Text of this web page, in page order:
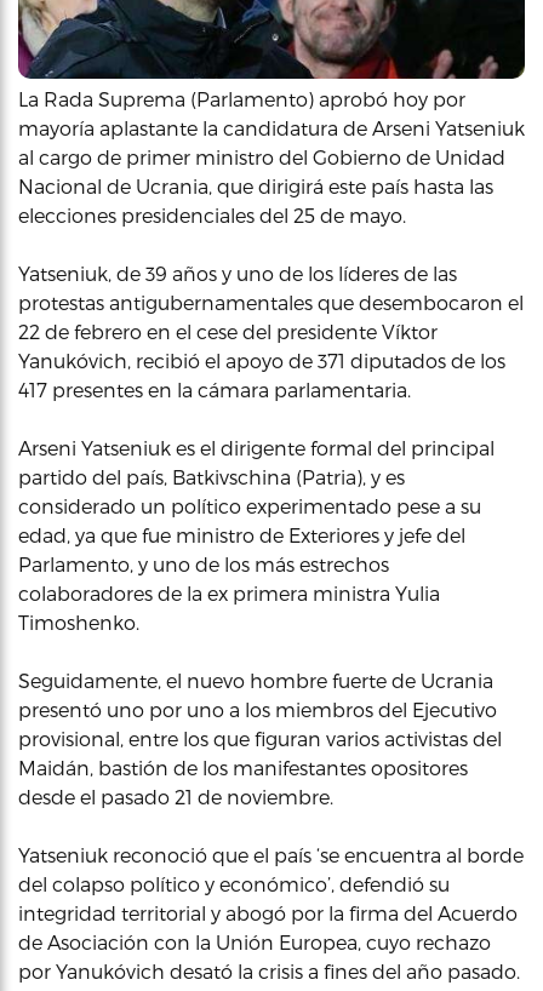
La Rada Suprema (Parlamento) aprobó hoy por
mayoría aplastante la candidatura de Arseni Yatseniuk
al cargo de primer ministro del Gobierno de Unidad
Nacional de Ucrania, que dirigirá este país hasta las
elecciones presidenciales del 25 de mayo.
Yatseniuk, de 39 años y uno de los líderes de las
protestas antigubernamentales que desembocaron el
22 de febrero en el cese del presidente Víktor
Yanukóvich, recibió el apoyo de 371 diputados de los
417 presentes en la cámara parlamentaria.
Arseni Yatseniuk es el dirigente formal del principal
partido del país, Batkivschina (Patria), y es
considerado un político experimentado pese a su
edad, ya que fue ministro de Exteriores y jefe del
Parlamento, y uno de los más estrechos
colaboradores de la ex primera ministra Yulia
Timoshenko.
Seguidamente, el nuevo hombre fuerte de Ucrania
presentó uno por uno a los miembros del Ejecutivo
provisional, entre los que figuran varios activistas del
Maidán, bastión de los manifestantes opositores
desde el pasado 21 de noviembre.
Yatseniuk reconoció que el país ‘se encuentra al borde
del colapso político y económico’, defendió su
integridad territorial y abogó por la firma del Acuerdo
de Asociación con la Unión Europea, cuyo rechazo
por Yanukóvich desató la crisis a fines del año pasado.